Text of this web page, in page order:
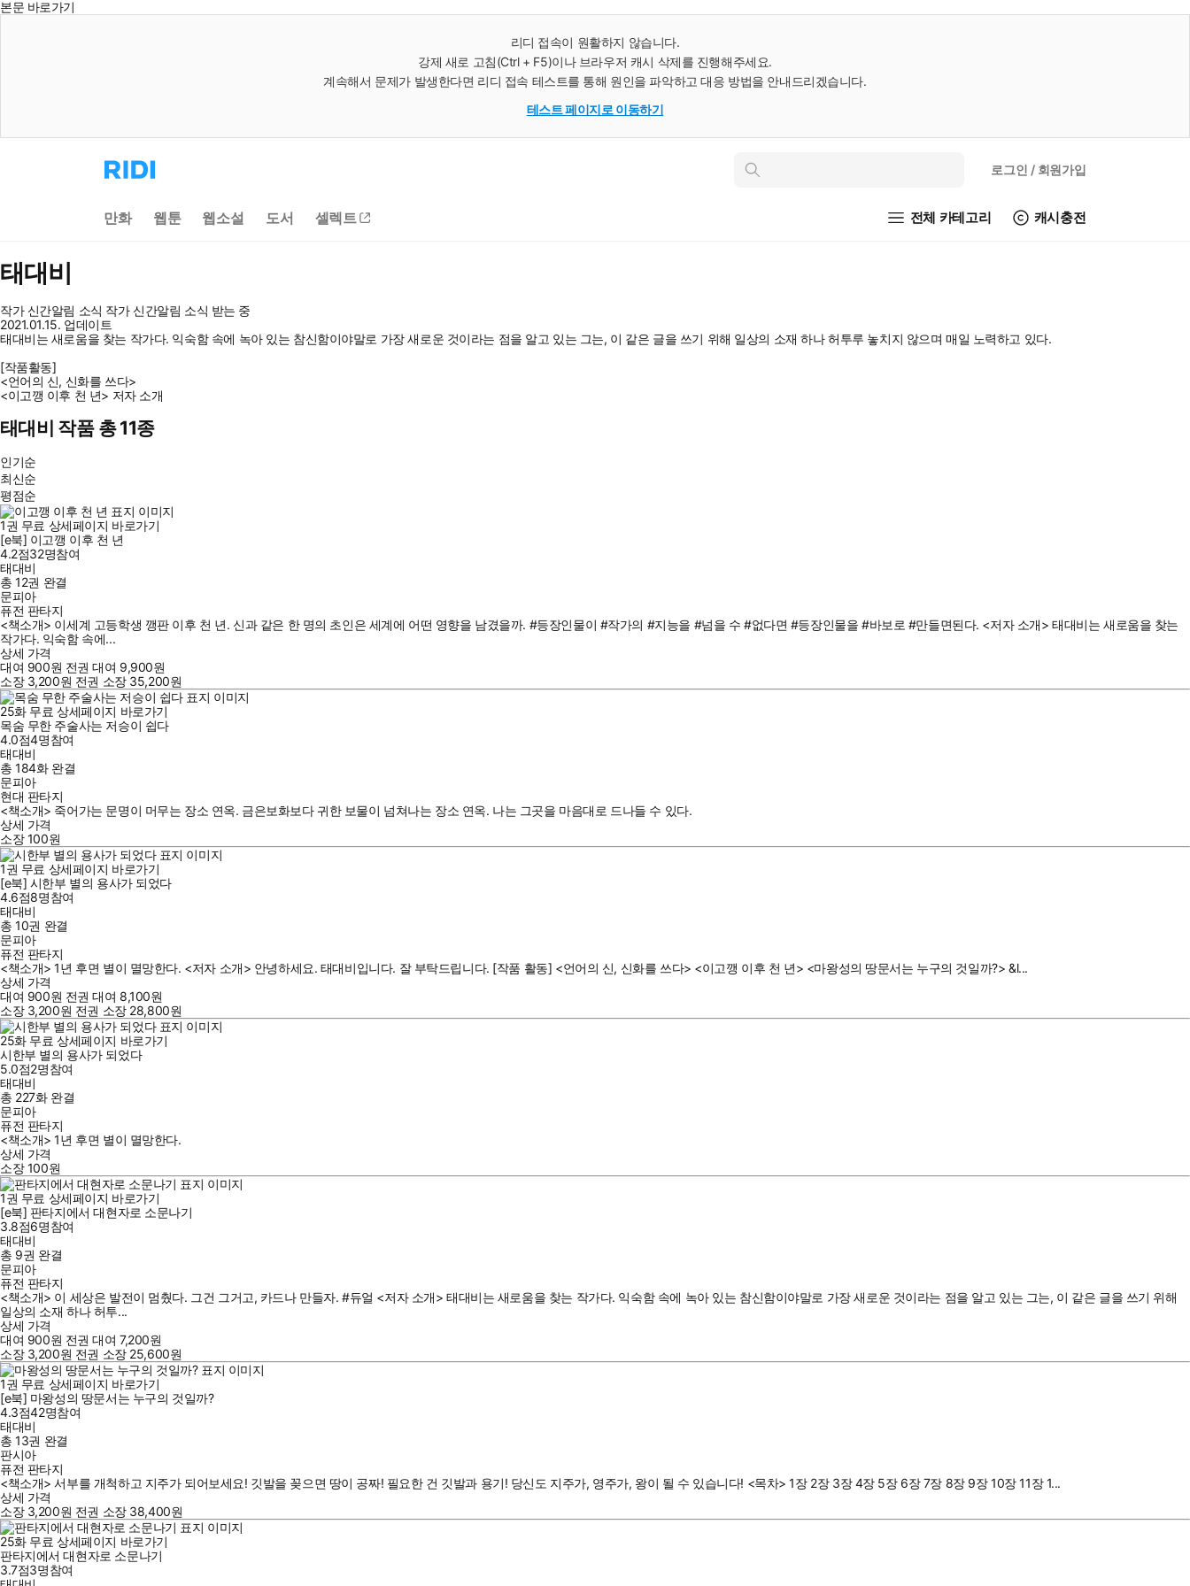
본문 바로가기
리디 접속이 원활하지 않습니다.
강제 새로 고침(Ctrl + F5)이나 브라우저 캐시 삭제를 진행해주세요.
계속해서 문제가 발생한다면 리디 접속 테스트를 통해 원인을 파악하고 대응 방법을 안내드리겠습니다.
테스트 페이지로 이동하기
리
디
으
로
인
로그인 / 회원가입
만화 웹툰 웹소설 도서 셀렉트 전체 카테고리 캐시충전
태대비
작가 신간알림 소식 작가 신간알림 소식 받는 중
2021.01.15. 업데이트
태대비는 새로움을 찾는 작가다. 익숙함 속에 녹아 있는 참신함이야말로 가장 새로운 것이라는 점을 알고 있는 그는, 이 같은 글을 쓰기 위해 일상의 소재 하나 허투루 놓치지 않으며 매일 노력하고 있다.
[작품활동]
<언어의 신, 신화를 쓰다>
<이고깽 이후 천 년> 저자 소개
태대비 작품 총 11종
인기순
최신순
평점순
1권 무료 상세페이지 바로가기
[e북] 이고깽 이후 천 년
4.2점32명참여
태대비
총 12권 완결
문피아
퓨전 판타지
<책소개> 이세계 고등학생 깽판 이후 천 년. 신과 같은 한 명의 초인은 세계에 어떤 영향을 남겼을까. #등장인물이 #작가의 #지능을 #넘을 수 #없다면 #등장인물을 #바보로 #만들면된다. <저자 소개> 태대비는 새로움을 찾는
작가다. 익숙함 속에...
상세 가격
대여 900원 전권 대여 9,900원
소장 3,200원 전권 소장 35,200원
25화 무료 상세페이지 바로가기
목숨 무한 주술사는 저승이 쉽다
4.0점4명참여
태대비
총 184화 완결
문피아
현대 판타지
<책소개> 죽어가는 문명이 머무는 장소 연옥. 금은보화보다 귀한 보물이 넘쳐나는 장소 연옥. 나는 그곳을 마음대로 드나들 수 있다.
상세 가격
소장100원
1권 무료 상세페이지 바로가기
[e북] 시한부 별의 용사가 되었다
4.6점8명참여
태대비
총 10권 완결
문피아
퓨전 판타지
<책소개> 1년 후면 별이 멸망한다. <저자 소개> 안녕하세요. 태대비입니다. 잘 부탁드립니다. [작품 활동] <언어의 신, 신화를 쓰다> <이고깽 이후 천 년> <마왕성의 땅문서는 누구의 것일까?> &l...
상세 가격
대여 900원 전권 대여 8,100원
소장 3,200원 전권 소장 28,800원
25화 무료 상세페이지 바로가기
시한부 별의 용사가 되었다
5.0점2명참여
태대비
총 227화 완결
문피아
퓨전 판타지
<책소개> 1년 후면 별이 멸망한다.
상세 가격
소장100원
1권 무료 상세페이지 바로가기
[e북] 판타지에서 대현자로 소문나기
3.8점6명참여
태대비
총 9권 완결
문피아
퓨전 판타지
<책소개> 이 세상은 발전이 멈췄다. 그건 그거고, 카드나 만들자. #듀얼 <저자 소개> 태대비는 새로움을 찾는 작가다. 익숙함 속에 녹아 있는 참신함이야말로 가장 새로운 것이라는 점을 알고 있는 그는, 이 같은 글을 쓰기 위해
일상의 소재 하나 허투...
상세 가격
대여 900원 전권 대여7,200원
소장 3,200원 전권 소장 25,600원
1권 무료 상세페이지 바로가기
[e북] 마왕성의 땅문서는 누구의 것일까?
4.3점42명참여
태대비
총 13권 완결
판시아
퓨전 판타지
<책소개> 서부를 개척하고 지주가 되어보세요! 깃발을 꽂으면 땅이 공짜! 필요한 건 깃발과 용기! 당신도 지주가, 영주가, 왕이 될 수 있습니다! <목차> 1장 2장 3장 4장 5장 6장 7장 8장 9장 10장 11장 1...
상세 가격
소장 3,200원 전권 소장 38,400원
25화 무료 상세페이지 바로가기
판타지에서 대현자로 소문나기
3.7점3명참여